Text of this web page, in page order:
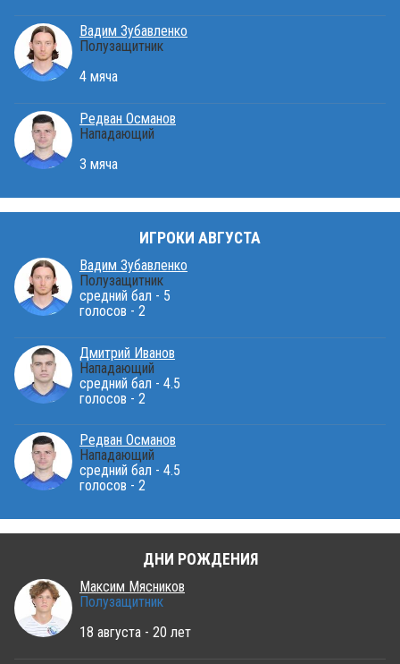
Вадим Зубавленко
Полузащитник
4 мяча
Редван Османов
Нападающий
3 мяча
ИГРОКИ АВГУСТА
Вадим Зубавленко
Полузащитник
средний бал - 5
голосов - 2
Дмитрий Иванов
Нападающий
средний бал - 4.5
голосов - 2
Редван Османов
Нападающий
средний бал - 4.5
голосов - 2
ДНИ РОЖДЕНИЯ
Максим Мясников
Полузащитник
18 августа - 20 лет